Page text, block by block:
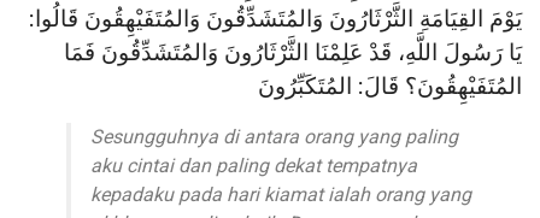
يَوْمَ القِيَامَةِ الثَّرْثَارُونَ وَالمُتَشَدِّقُونَ وَالمُتَفَيْهِقُونَ قَالُوا:
يَا رَسُولَ اللَّهِ، قَدْ عَلِمْنَا الثَّرْثَارُونَ وَالمُتَشَدِّقُونَ فَمَا
المُتَفَيْهِقُونَ؟ قَالَ: المُتَكَبِّرُونَ
Sesungguhnya di antara orang yang paling
aku cintai dan paling dekat tempatnya
kepadaku pada hari kiamat ialah orang yang